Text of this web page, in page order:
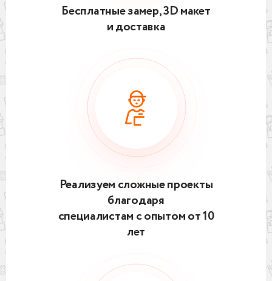
Бесплатные замер, 3D макет
и доставка
Реализуем сложные проекты
благодаря
специалистам с опытом от 10
лет